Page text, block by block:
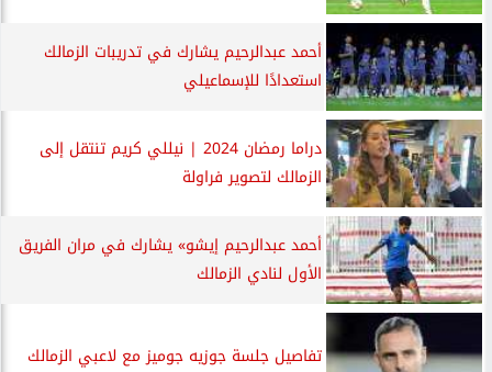
أحمد عبدالرحيم يشارك في تدريبات الزمالك
استعدادًا للإسماعيلي
دراما رمضان 2024 | نيللي كريم تنتقل إلى
الزمالك لتصوير فراولة
أحمد عبدالرحيم إيشو» يشارك في مران الفريق
الأول لنادي الزمالك
تفاصيل جلسة جوزيه جوميز مع لاعبي الزمالك